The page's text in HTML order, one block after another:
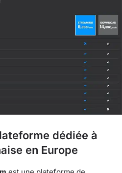
dédiée à
en Europe